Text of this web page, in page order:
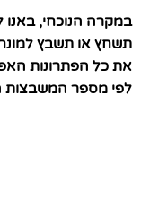
במקרה הנוכחי,
תשחץ או תשבץ
את כל הפתרונות
לפי מספר המשבצות